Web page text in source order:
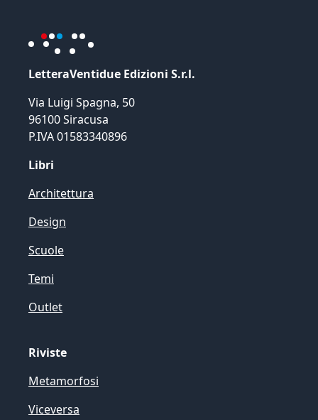
LetteraVentidue Edizioni S.r.l.
Via Luigi Spagna, 50
96100 Siracusa
P.IVA 01583340896
Libri
Architettura
Design
Scuole
Temi
Outlet
Riviste
Metamorfosi
Viceversa